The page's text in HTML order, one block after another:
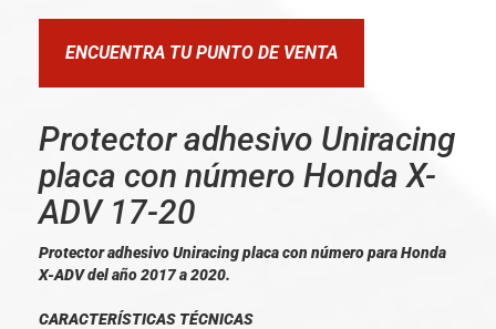
ENCUENTRA TU PUNTO DE VENTA
Protector adhesivo Uniracing
placa con número Honda X-
ADV 17-20
Protector adhesivo Uniracing placa con número para Honda
X-ADV del año 2017 a 2020.
CARACTERÍSTICAS TÉCNICAS